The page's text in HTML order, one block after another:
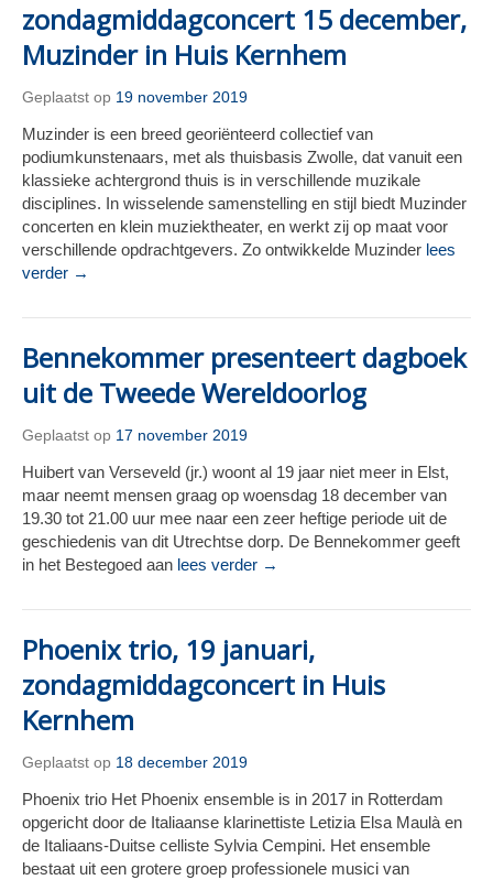
zondagmiddagconcert 15 december,
Muzinder in Huis Kernhem
Geplaatst op 19 november 2019
Muzinder is een breed georiënteerd collectief van
podiumkunstenaars, met als thuisbasis Zwolle, dat vanuit een
klassieke achtergrond thuis is in verschillende muzikale
disciplines. In wisselende samenstelling en stijl biedt Muzinder
concerten en klein muziektheater, en werkt zij op maat voor
verschillende opdrachtgevers. Zo ontwikkelde Muzinder lees
verder →
Bennekommer presenteert dagboek
uit de Tweede Wereldoorlog
Geplaatst op 17 november 2019
Huibert van Verseveld (jr.) woont al 19 jaar niet meer in Elst,
maar neemt mensen graag op woensdag 18 december van
19.30 tot 21.00 uur mee naar een zeer heftige periode uit de
geschiedenis van dit Utrechtse dorp. De Bennekommer geeft
in het Bestegoed aan lees verder →
Phoenix trio, 19 januari,
zondagmiddagconcert in Huis
Kernhem
Geplaatst op 18 december 2019
Phoenix trio Het Phoenix ensemble is in 2017 in Rotterdam
opgericht door de Italiaanse klarinettiste Letizia Elsa Maulà en
de Italiaans-Duitse celliste Sylvia Cempini. Het ensemble
bestaat uit een grotere groep professionele musici van